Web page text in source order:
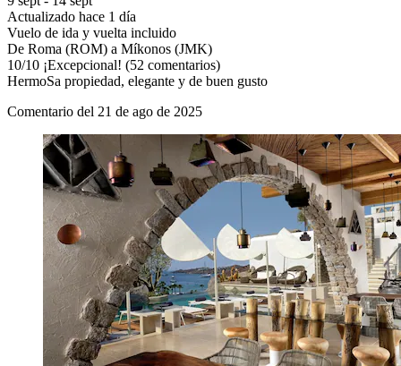
Actualizado hace 1 día
Vuelo de ida y vuelta incluido
De Roma (ROM) a Míkonos (JMK)
10/10 ¡Excepcional! (52 comentarios)
HermoSa propiedad, elegante y de buen gusto
Comentario del 21 de ago de 2025